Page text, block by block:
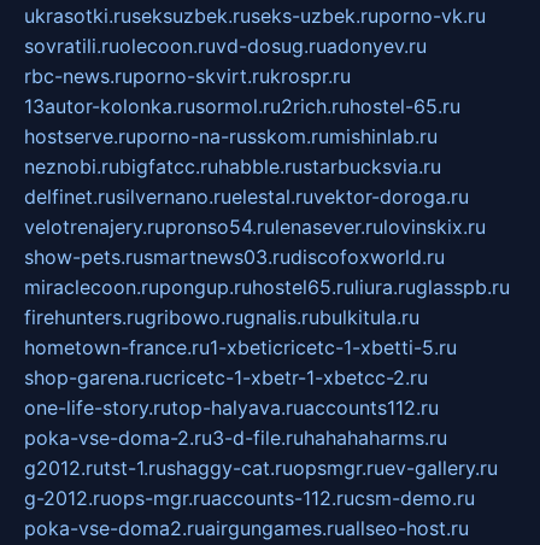
ukrasotki.ruseksuzbek.ruseks-uzbek.ruporno-vk.ru
sovratili.ruolecoon.ruvd-dosug.ruadonyev.ru
rbc-news.ruporno-skvirt.rukrospr.ru
13autor-kolonka.rusormol.ru2rich.ruhostel-65.ru
hostserve.ruporno-na-russkom.rumishinlab.ru
neznobi.rubigfatcc.ruhabble.rustarbucksvia.ru
delfinet.rusilvernano.ruelestal.ruvektor-doroga.ru
velotrenajery.rupronso54.rulenasever.rulovinskix.ru
show-pets.rusmartnews03.rudiscofoxworld.ru
miraclecoon.rupongup.ruhostel65.ruliura.ruglasspb.ru
firehunters.rugribowo.rugnalis.rubulkitula.ru
hometown-france.ru1-xbeticricetc-1-xbetti-5.ru
shop-garena.rucricetc-1-xbetr-1-xbetcc-2.ru
one-life-story.rutop-halyava.ruaccounts112.ru
poka-vse-doma-2.ru3-d-file.ruhahahaharms.ru
g2012.rutst-1.rushaggy-cat.ruopsmgr.ruev-gallery.ru
g-2012.ruops-mgr.ruaccounts-112.rucsm-demo.ru
poka-vse-doma2.ruairgungames.ruallseo-host.ru